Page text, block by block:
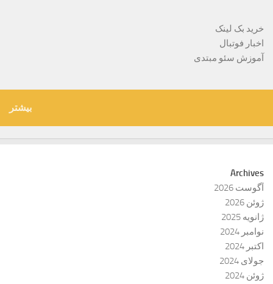
خرید بک لینک
اخبار فوتبال
آموزش سئو مبتدی
بیشتر
Archives
آگوست 2026
ژوئن 2026
ژانویه 2025
نوامبر 2024
اکتبر 2024
جولای 2024
ژوئن 2024